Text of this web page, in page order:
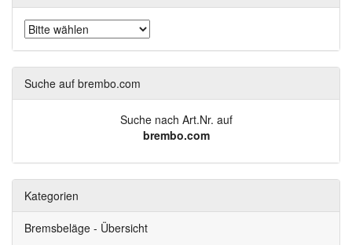
Suche auf brembo.com
Suche nach Art.Nr. auf
brembo.com
Kategorien
Bremsbeläge - Übersicht